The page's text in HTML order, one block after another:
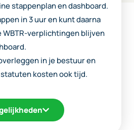
stappenplan en dashboard.
in 3 uur en kunt daarna
WBTR-verplichtingen blijven
in je bestuur en
kosten ook tijd.